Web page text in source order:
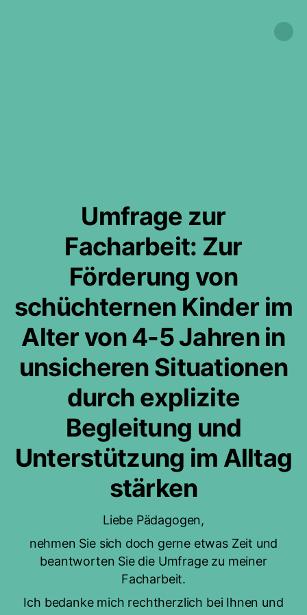
Umfrage zur
Facharbeit: Zur
Förderung von
schüchternen Kinder im
Alter von 4-5 Jahren in
unsicheren Situationen
durch explizite
Begleitung und
Unterstützung im Alltag
stärken
Liebe Pädagogen,
nehmen Sie sich doch gerne etwas Zeit und
beantworten Sie die Umfrage zu meiner
Facharbeit.
Ich bedanke mich rechtherzlich bei Ihnen und